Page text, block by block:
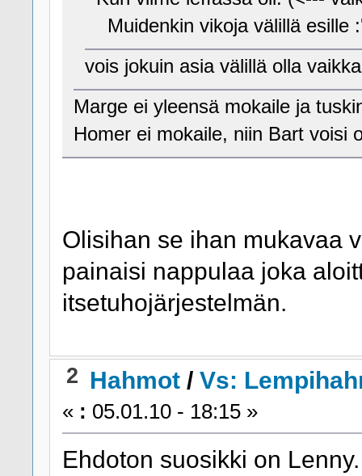
Muidenkin vikoja välillä esille
vois jokuin asia välillä olla
Marge ei yleensä mokaile ja
Homer ei mokaile, niin Bart
Olisihan se ihan mukavaa
painaisi nappulaa joka
itsetuhojärjestelmän.
2 Hahmot /Vs:
« : 05.01.10 - 18:15 »
Ehdoton suosikki on